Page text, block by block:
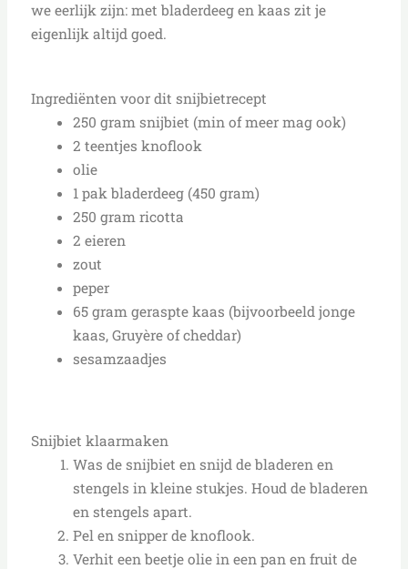
we eerlijk zijn: met bladerdeeg en kaas zit je
eigenlijk altijd goed.
Ingrediënten voor dit snijbietrecept
250 gram snijbiet (min of meer mag ook)
2 teentjes knoflook
olie
1 pak bladerdeeg (450 gram)
250 gram ricotta
2 eieren
zout
peper
65 gram geraspte kaas (bijvoorbeeld jonge
kaas, Gruyère of cheddar)
sesamzaadjes
Snijbiet klaarmaken
Was de snijbiet en snijd de bladeren en
stengels in kleine stukjes. Houd de bladeren
en stengels apart.
Pel en snipper de knoflook.
Verhit een beetje olie in een pan en fruit de